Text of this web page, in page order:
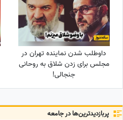
داوطلب شدن نماینده تهران در
مجلس برای زدن شلاق به روحانی
جنجالی!
پربازدید‌ترین‌ها در جامعه